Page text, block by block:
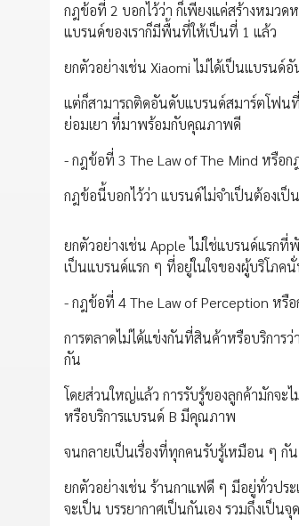
กฎข้อที่ 2 บอกไว้ว่า ก็เพียงแค่สร้างหมว
แบรนด์ของเราก็มีพื้นที่ให้เป็นที่ 1 แล้ว
ยกตัวอย่างเช่น Xiaomi ไม่ได้เป็นแบรน
แต่ก็สามารถติดอันดับแบรนด์สมาร์ตโฟน
ย่อมเยา ที่มาพร้อมกับคุณภาพดี
- กฎข้อที่ 3 The Law of The Mind หรือก
กฎข้อนี้บอกไว้ว่า แบรนด์ไม่จำเป็นต้องเป็
ยกตัวอย่างเช่น Apple ไม่ใช่แบรนด์แรก
เป็นแบรนด์แรก ๆ ที่อยู่ในใจของผู้บริโภคนั่
- กฎข้อที่ 4 The Law of Perception หรือ
การตลาดไม่ได้แข่งกันที่สินค้าหรือบริการว่
กัน
โดยส่วนใหญ่แล้ว การรับรู้ของลูกค้ามักจะ
หรือบริการแบรนด์ B มีคุณภาพ
จนกลายเป็นเรื่องที่ทุกคนรับรู้เหมือน ๆ กั
ยกตัวอย่างเช่น ร้านกาแฟดี ๆ มีอยู่ทั่วป
จะเป็น บรรยากาศเป็นกันเอง รวมถึงเป็